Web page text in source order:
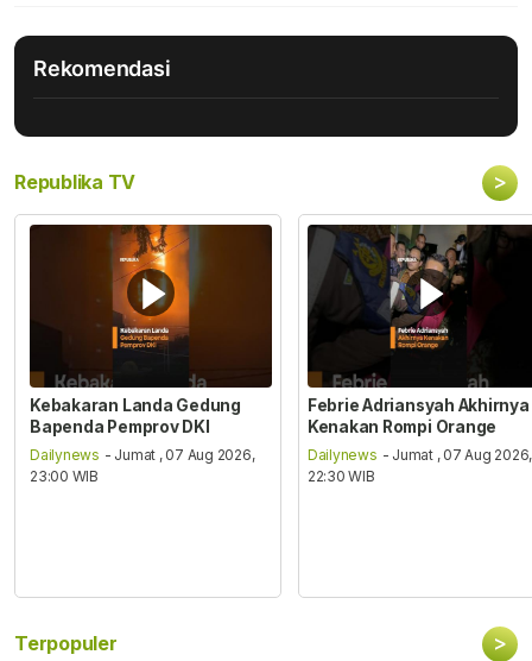
Rekomendasi
Republika TV >
Kebakaran Landa Gedung
Bapenda Pemprov DKI
Dailynews - Jumat , 07 Aug 2026,
23:00 WIB
Febrie Adriansyah Akhirnya
Kenakan Rompi Orange
Dailynews - Jumat , 07 Aug 2026,
22:30 WIB
Terpopuler >